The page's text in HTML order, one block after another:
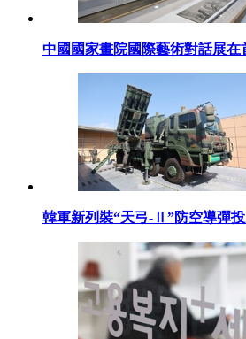
中國國家畫院國際藝術對話展在
韓軍新列裝“天弓-Ⅱ”防空導彈